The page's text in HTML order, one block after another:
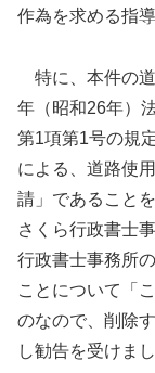
作為を求める指
特に、本件の
年（昭和26年）
第1項第1号の規
による、道路使
請」であること
さくら行政書士
行政書士事務所
ことについて「
のなので、削除
し勧告を受けまし